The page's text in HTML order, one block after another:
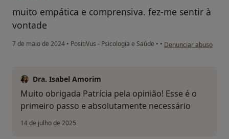
muito empática e comprensiva. fez-me sentir à
vontade
7 de maio de 2024 • PositiVus - Psicologia e Saúde • • na opinião do
Denunciar abuso
Dra. Isabel Amorim
Muito obrigada Patrícia pela opinião! Esse é o
primeiro passo e absolutamente necessário
14 de julho de 2025